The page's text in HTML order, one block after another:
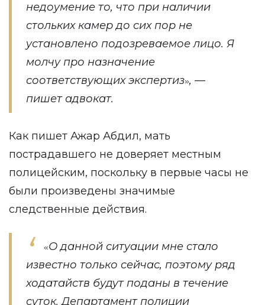
недоумение то, что при наличии
стольких камер до сих пор не
установлено подозреваемое лицо. Я
молчу про назначение
соответствующих экспертиз», —
пишет адвокат.
Как пишет Ажар Абдил, мать
пострадавшего не доверяет местным
полицейским, поскольку в первые часы не
были произведены значимые
следственные действия.
«О данной ситуации мне стало
известно только сейчас, поэтому ряд
ходатайств будут поданы в течение
суток. Департамент полиции